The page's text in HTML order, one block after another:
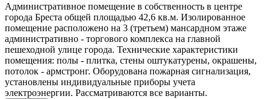
Административное помещение в собственность в центре
города Бреста общей площадью 42,6 кв.м. Изолированное
помещение расположено на 3 (третьем) мансардном этаже
административно - торгового комплекса на главной
пешеходной улице города. Технические характеристики
помещения: полы - плитка, стены оштукатурены, окрашены,
потолок - армстронг. Оборудована пожарная сигнализация,
установлены индивидуальные приборы учета
электроэнергии. Рассматриваются все варианты.